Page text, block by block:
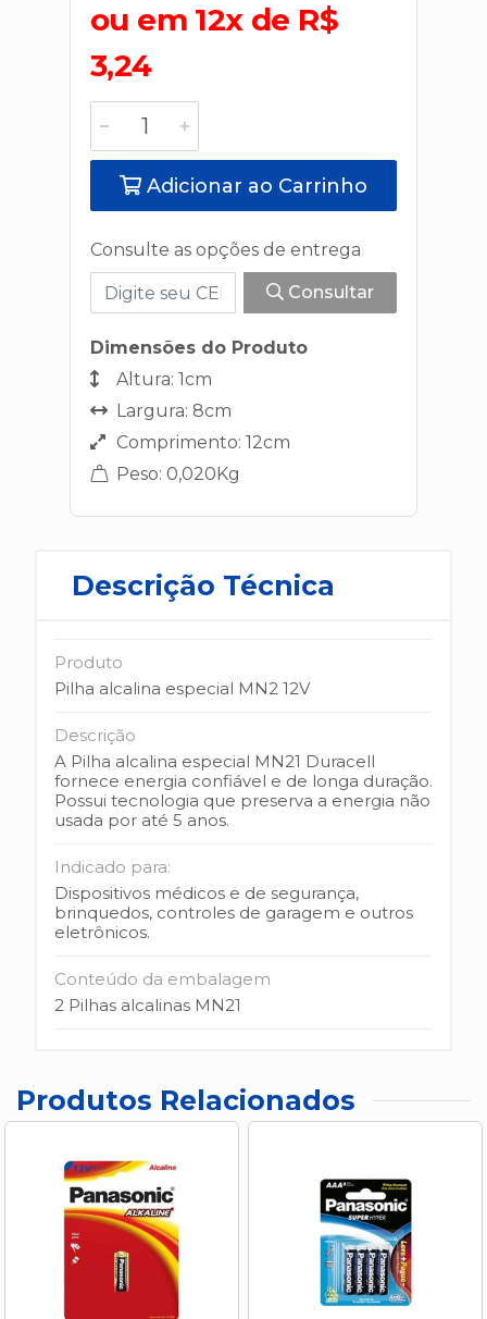
ou em 12x de R$
3,24
Adicionar ao Carrinho
Consulte as opções de entrega
Consultar
Dimensões do Produto
Altura: 1cm
Largura: 8cm
Comprimento: 12cm
Peso: 0,020Kg
Descrição Técnica
Produto
Pilha alcalina especial MN2 12V
Descrição
A Pilha alcalina especial MN21 Duracell
fornece energia confiável e de longa duração.
Possui tecnologia que preserva a energia não
usada por até 5 anos.
Indicado para:
Dispositivos médicos e de segurança,
brinquedos, controles de garagem e outros
eletrônicos.
Conteúdo da embalagem
2 Pilhas alcalinas MN21
Produtos Relacionados